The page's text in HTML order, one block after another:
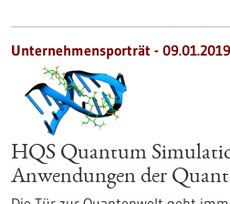
Unternehmensporträt - 09.01.2019
HQS Quantum
Anwendungen der